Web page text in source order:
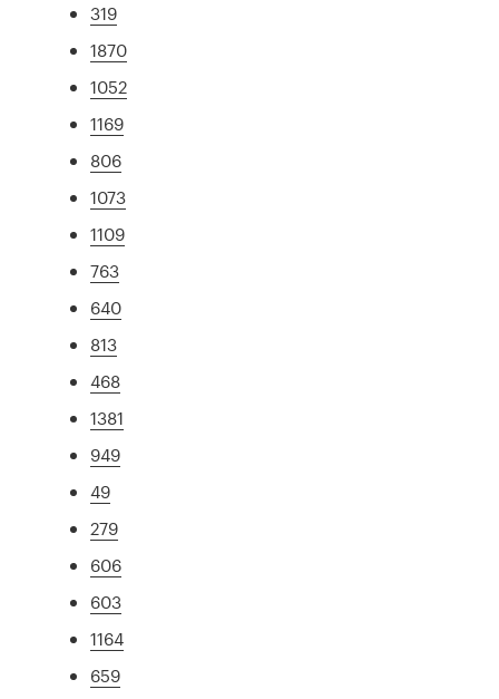
319
1870
1052
1169
806
1073
1109
763
640
813
468
1381
949
49
279
606
603
1164
659